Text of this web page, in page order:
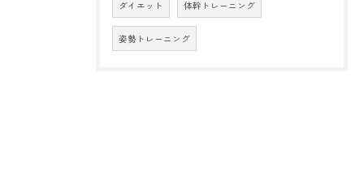
ダイエット 体幹トレーニング
姿勢トレーニング